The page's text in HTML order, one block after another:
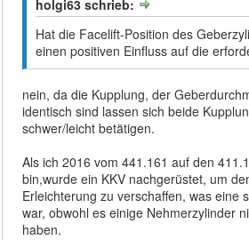
holgi63 schrieb:
Hat die Facelift-Position des
einen positiven Einfluss auf die
nein, da die Kupplung, der
identisch sind lassen sich beide
schwer/leicht betätigen.
Als ich 2016 vom 441.161 auf den
bin,wurde ein KKV nachgerüstet, um
Erleichterung zu verschaffen, was eine
war, obwohl es einige Nehmerzylinder
haben.